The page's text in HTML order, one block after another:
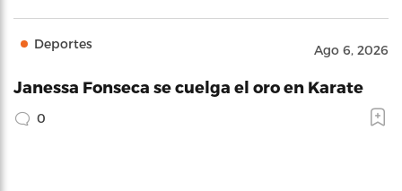
Deportes Ago 6, 2026
Janessa Fonseca se cuelga el oro en Karate
0